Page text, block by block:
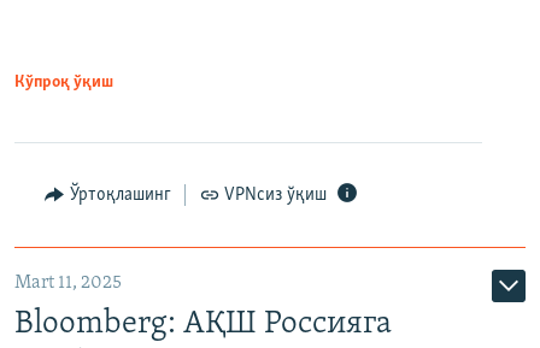
Кўпроқ ўқиш
Ўртоқлашинг VPNсиз ўқиш
Mart 11, 2025
Bloomberg: АҚШ Россияга